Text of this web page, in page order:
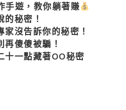
手遊，教你躺著賺
秘密！
沒告訴你的秘密！
傻傻被騙！
十一點藏著OO秘密